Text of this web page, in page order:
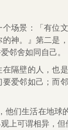
场景：「有位
神。』第二是
邻舍如同自己。
隔壁的人，也
爱邻如己；而
他们生活在地
上可谓相异，但